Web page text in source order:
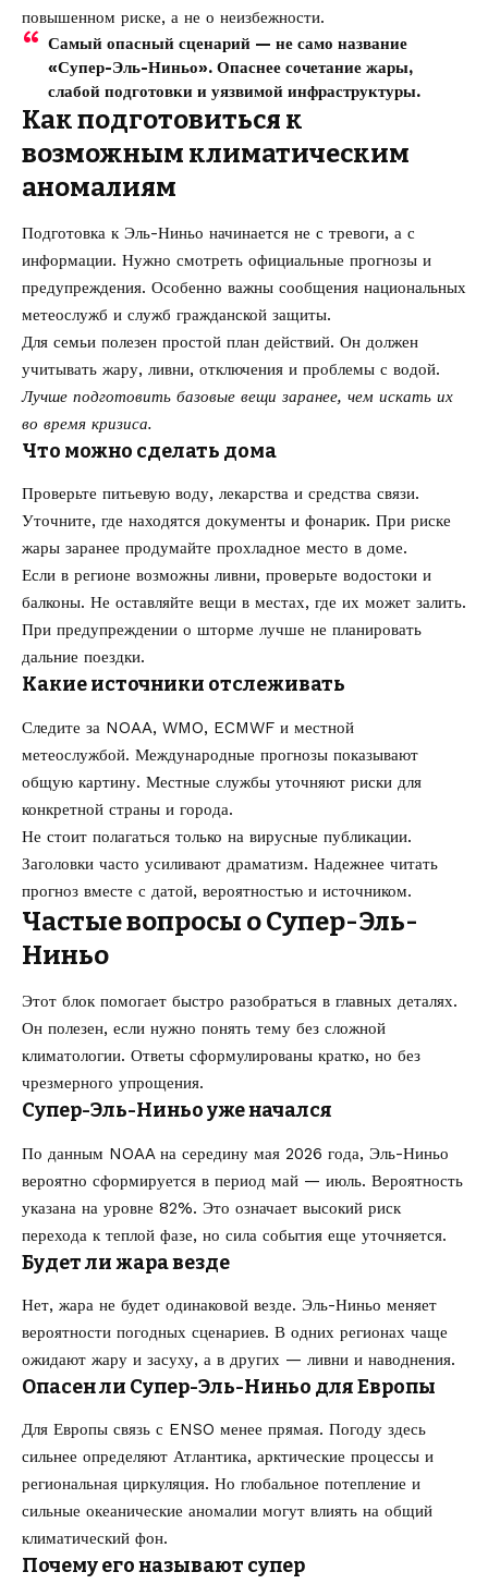
повышенном риске, а не о неизбежности.
Самый опасный сценарий — не само название
«Супер-Эль-Ниньо». Опаснее сочетание жары,
слабой подготовки и уязвимой инфраструктуры.
Как подготовиться к
возможным климатическим
аномалиям
Подготовка к Эль-Ниньо начинается не с тревоги, а с
информации. Нужно смотреть официальные прогнозы и
предупреждения. Особенно важны сообщения национальных
метеослужб и служб гражданской защиты.
Для семьи полезен простой план действий. Он должен
учитывать жару, ливни, отключения и проблемы с водой.
Лучше подготовить базовые вещи заранее, чем искать их
во время кризиса.
Что можно сделать дома
Проверьте питьевую воду, лекарства и средства связи.
Уточните, где находятся документы и фонарик. При риске
жары заранее продумайте прохладное место в доме.
Если в регионе возможны ливни, проверьте водостоки и
балконы. Не оставляйте вещи в местах, где их может залить.
При предупреждении о шторме лучше не планировать
дальние поездки.
Какие источники отслеживать
Следите за NOAA, WMO, ECMWF и местной
метеослужбой. Международные прогнозы показывают
общую картину. Местные службы уточняют риски для
конкретной страны и города.
Не стоит полагаться только на вирусные публикации.
Заголовки часто усиливают драматизм. Надежнее читать
прогноз вместе с датой, вероятностью и источником.
Частые вопросы о Супер-Эль-
Ниньо
Этот блок помогает быстро разобраться в главных деталях.
Он полезен, если нужно понять тему без сложной
климатологии. Ответы сформулированы кратко, но без
чрезмерного упрощения.
Супер-Эль-Ниньо уже начался
По данным NOAA на середину мая 2026 года, Эль-Ниньо
вероятно сформируется в период май — июль. Вероятность
указана на уровне 82%. Это означает высокий риск
перехода к теплой фазе, но сила события еще уточняется.
Будет ли жара везде
Нет, жара не будет одинаковой везде. Эль-Ниньо меняет
вероятности погодных сценариев. В одних регионах чаще
ожидают жару и засуху, а в других — ливни и наводнения.
Опасен ли Супер-Эль-Ниньо для Европы
Для Европы связь с ENSO менее прямая. Погоду здесь
сильнее определяют Атлантика, арктические процессы и
региональная циркуляция. Но глобальное потепление и
сильные океанические аномалии могут влиять на общий
климатический фон.
Почему его называют супер